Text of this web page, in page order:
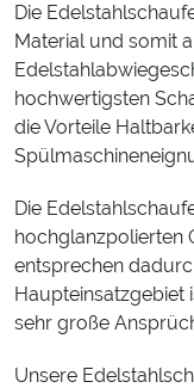
Die
Material und somit
hochwertigsten
die Vorteile
Die
hochglanzpolierten
entsprechen
Haupteinsatzgebiet
sehr große
Unsere